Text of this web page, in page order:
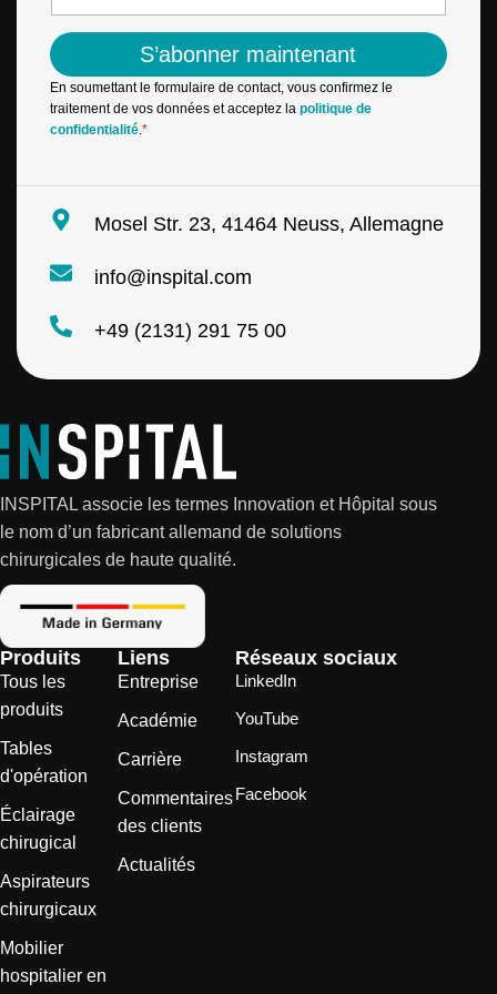
e
N
a
m
e
m
a
i
l
*
S’abonner maintenant
En soumettant le formulaire de contact, vous confirmez le
traitement de vos données et acceptez la politique de
confidentialité.*
Mosel Str. 23, 41464 Neuss, Allemagne
info@inspital.com
+49 (2131) 291 75 00
INSPITAL associe les termes Innovation et Hôpital sous
le nom d’un fabricant allemand de solutions
chirurgicales de haute qualité.
Produits
Tous les
produits
Tables
d'opération
Éclairage
chirugical
Aspirateurs
chirurgicaux
Mobilier
hospitalier en
Liens
Entreprise
Académie
Carrière
Commentaires
des clients
Actualités
Réseaux sociaux
LinkedIn
YouTube
Instagram
Facebook